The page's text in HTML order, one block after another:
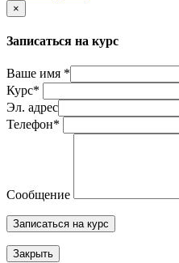
×
Записаться на курс
Ваше имя *
Курс*
Эл. адрес
Телефон*
Сообщение
Закрыть